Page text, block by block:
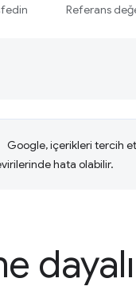
Referans
Google, içerikleri tercih
hata olabilir.